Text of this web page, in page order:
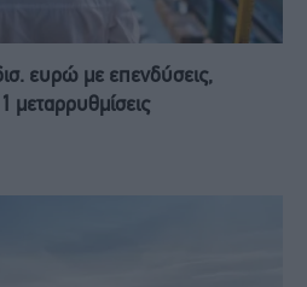
ευρώ με επενδύσεις,
μεταρρυθμίσεις